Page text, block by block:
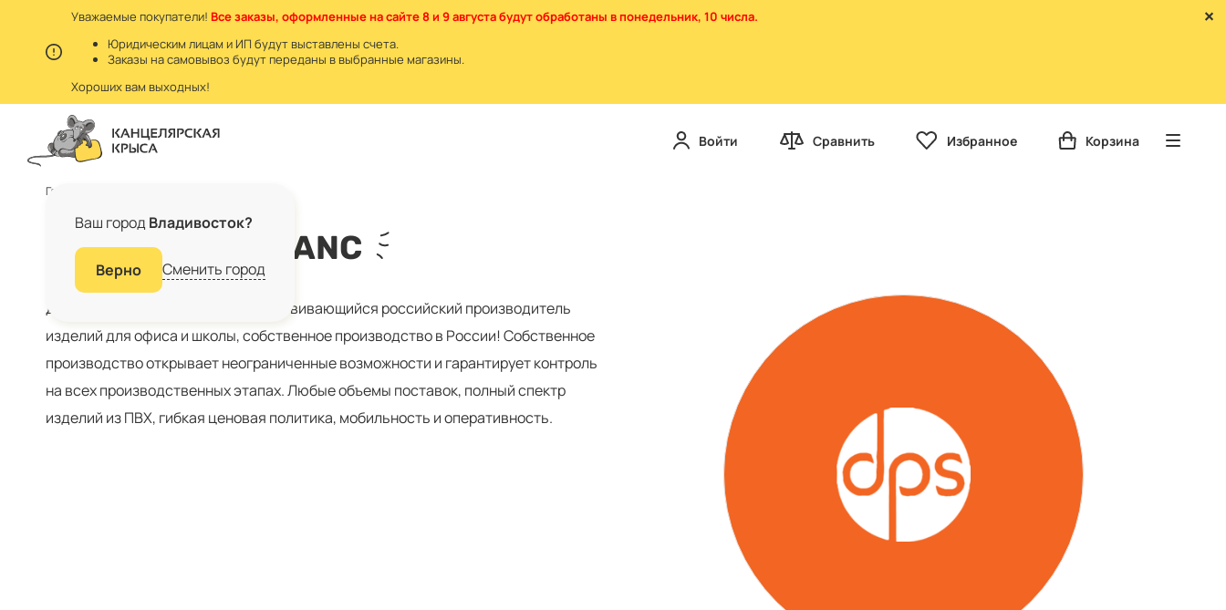
Уважаемые покупатели! Все заказы, оформленные на сайте 8 и 9 августа будут обработаны в понедельник, 10 числа.
Юридическим лицам и ИП будут выставлены счета.
Заказы на самовывоз будут переданы в выбранные магазины.
Хороших вам выходных!
Ваш город Владивосток?
Верно Сменить город
Войти Сравнить Избранное Корзина
Главная
БРЕНД DPS KANC
ДПС – крупнейший и динамично развивающийся российский производитель
изделий для офиса и школы, собственное производство в России! Собственное
производство открывает неограниченные возможности и гарантирует контроль
на всех производственных этапах. Любые объемы поставок, полный спектр
изделий из ПВХ, гибкая ценовая политика, мобильность и оперативность.